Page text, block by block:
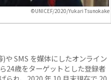
©UNICEF/2020/Yukari Tsunokake
SMS を媒体にしたオンライン
24歳をターゲットとした登録者